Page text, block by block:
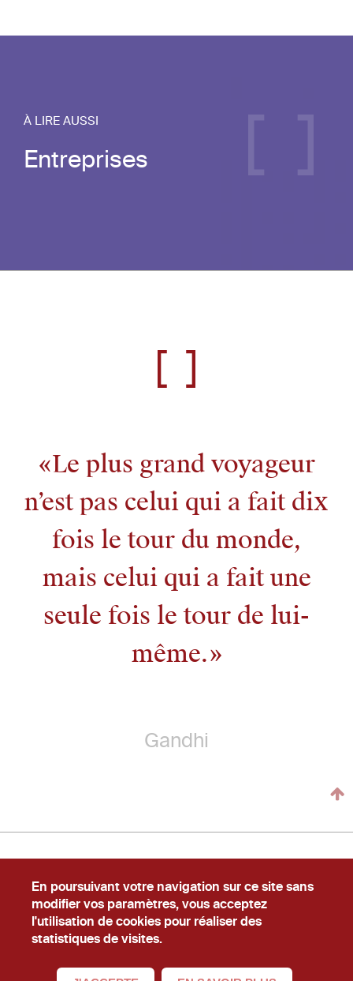
À LIRE AUSSI
Entreprises
Le plus grand voyageur
n’est pas celui qui a fait dix
fois le tour du monde,
mais celui qui a fait une
seule fois le tour de lui-
même.
Gandhi
Newslecteur Carrière #Ask
Conditions Générales d'Utilisation Mentions légales
01.40.74.02.02
contact@lacabrik.com
En poursuivant votre navigation sur ce site sans
modifier vos paramètres, vous acceptez
l'utilisation de cookies pour réaliser des
statistiques de visites.